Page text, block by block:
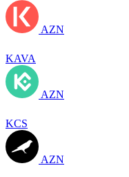
AZN
KAVA
AZN
KCS
AZN